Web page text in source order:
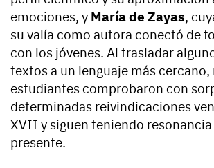
emociones, y María de Zayas,
su valía como autora conectó de
con los jóvenes. Al trasladar
textos a un lenguaje más
estudiantes comprobaron con
determinadas reivindicaciones
XVII y siguen teniendo resonancia
presente.